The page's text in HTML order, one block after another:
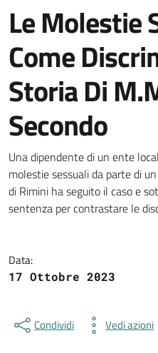
Le Molestie
Come
Storia Di
Secondo
Dettagli della
Una dipendente di un ente
molestie sessuali da parte di
di Rimini ha seguito il caso e
sentenza per contrastare le
Data:
17 Ottobre 2023
Condividi Vedi azioni